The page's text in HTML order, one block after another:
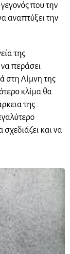
που την
αναπτύξει την
της
περάσει
στη Λίμνη της
κλίμα θα
της
σχεδιάζει και να